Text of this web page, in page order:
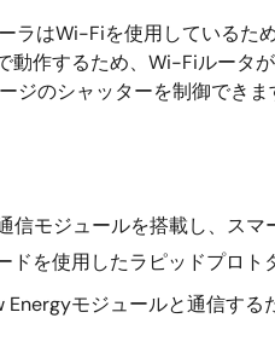
ラはWi-Fiを使用している
動作するため、Wi-Fiルータ
ジのシャッターを制御できま
モジュールを搭載し、スマ
を使用したラピッドプロト
Energyモジュールと通信する